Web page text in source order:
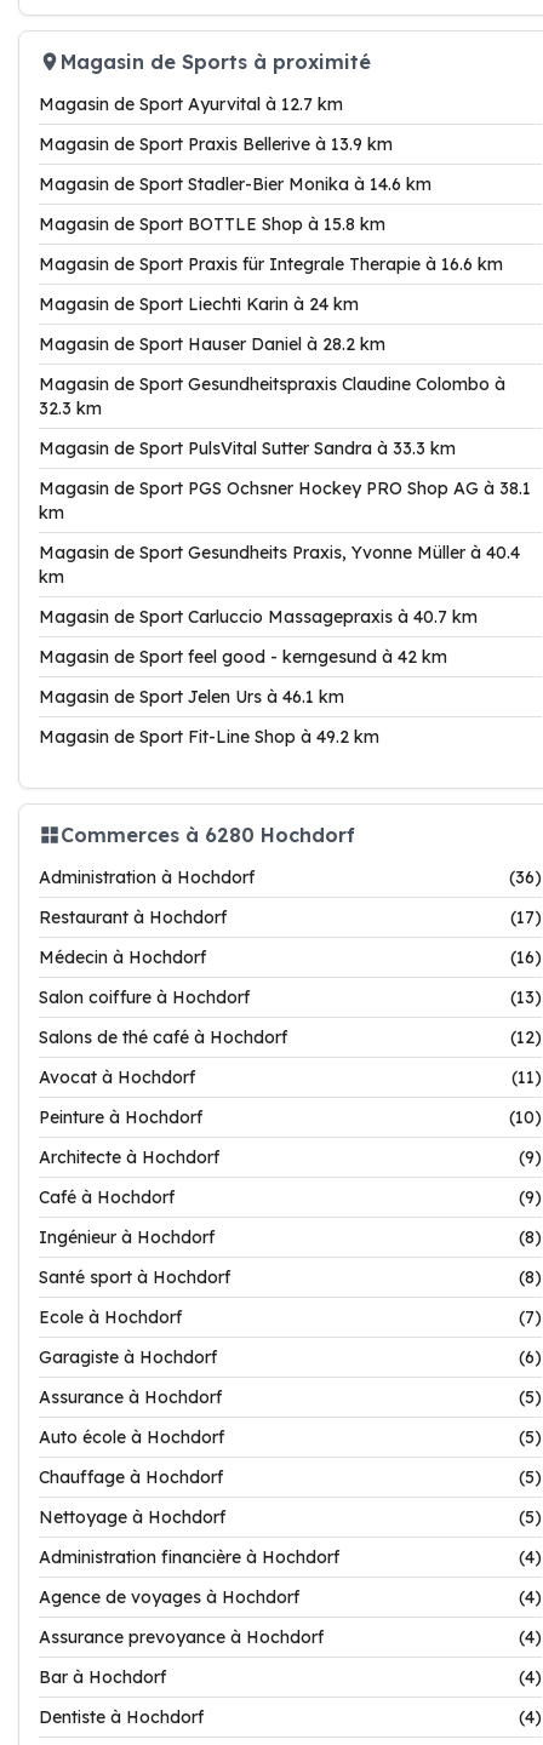
Magasin de Sports à proximité
Magasin de Sport Ayurvital à 12.7 km
Magasin de Sport Praxis Bellerive à 13.9 km
Magasin de Sport Stadler-Bier Monika à 14.6 km
Magasin de Sport BOTTLE Shop à 15.8 km
Magasin de Sport Praxis für Integrale Therapie à 16.6 km
Magasin de Sport Liechti Karin à 24 km
Magasin de Sport Hauser Daniel à 28.2 km
Magasin de Sport Gesundheitspraxis Claudine Colombo à
32.3 km
Magasin de Sport PulsVital Sutter Sandra à 33.3 km
Magasin de Sport PGS Ochsner Hockey PRO Shop AG à 38.1
km
Magasin de Sport Gesundheits Praxis, Yvonne Müller à 40.4
km
Magasin de Sport Carluccio Massagepraxis à 40.7 km
Magasin de Sport feel good - kerngesund à 42 km
Magasin de Sport Jelen Urs à 46.1 km
Magasin de Sport Fit-Line Shop à 49.2 km
Commerces à 6280 Hochdorf
Administration à Hochdorf
(36)
Restaurant à Hochdorf
(17)
Médecin à Hochdorf
(16)
Salon coiffure à Hochdorf
(13)
Salons de thé café à Hochdorf
(12)
Avocat à Hochdorf
(11)
Peinture à Hochdorf
(10)
Architecte à Hochdorf
(9)
Café à Hochdorf
(9)
Ingénieur à Hochdorf
(8)
Santé sport à Hochdorf
(8)
Ecole à Hochdorf
(7)
Garagiste à Hochdorf
(6)
Assurance à Hochdorf
(5)
Auto école à Hochdorf
(5)
Chauffage à Hochdorf
(5)
Nettoyage à Hochdorf
(5)
Administration financière à Hochdorf
(4)
Agence de voyages à Hochdorf
(4)
Assurance prevoyance à Hochdorf
(4)
Bar à Hochdorf
(4)
Dentiste à Hochdorf
(4)